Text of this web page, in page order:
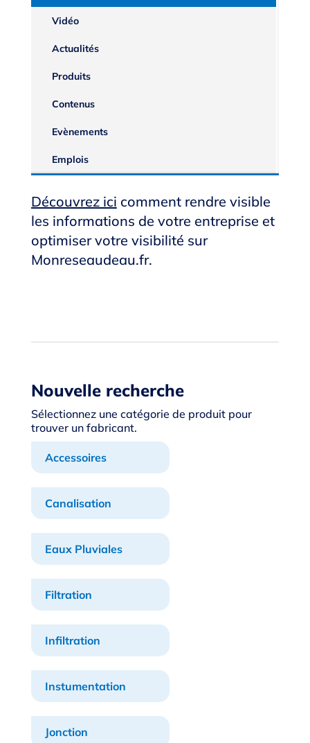
Vidéo
Actualités
Produits
Contenus
Evènements
Emplois
Découvrez ici comment rendre visible
les informations de votre entreprise et
optimiser votre visibilité sur
Monreseaudeau.fr.
Nouvelle recherche
Sélectionnez une catégorie de produit pour
trouver un fabricant.
Accessoires
Canalisation
Eaux Pluviales
Filtration
Infiltration
Instumentation
Jonction